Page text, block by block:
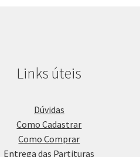
Links úteis
Dúvidas
Como Cadastrar
Como Comprar
Entrega das Partituras